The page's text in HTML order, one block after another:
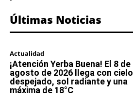
Últimas Noticias
Actualidad
¡Atención Yerba Buena! El 8 de
agosto de 2026 llega con cielo
despejado, sol radiante y una
máxima de 18°C